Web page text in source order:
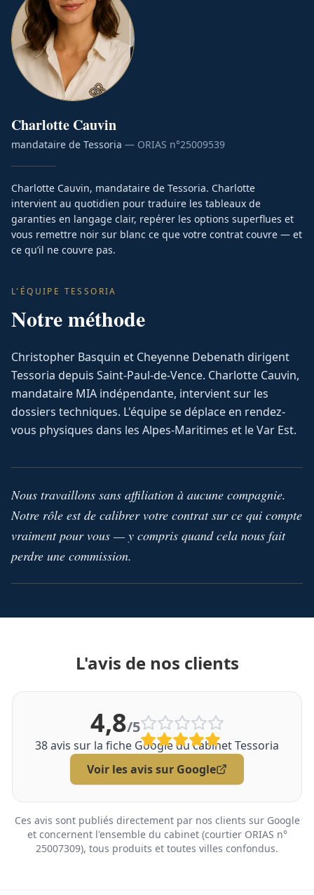
Charlotte Cauvin
mandataire de Tessoria — ORIAS n°25009539
Charlotte Cauvin, mandataire de Tessoria. Charlotte
intervient au quotidien pour traduire les tableaux de
garanties en langage clair, repérer les options superflues et
vous remettre noir sur blanc ce que votre contrat couvre — et
ce qu’il ne couvre pas.
L'ÉQUIPE TESSORIA
Notre méthode
Christopher Basquin et Cheyenne Debenath dirigent
Tessoria depuis Saint-Paul-de-Vence. Charlotte Cauvin,
mandataire MIA indépendante, intervient sur les
dossiers techniques. L'équipe se déplace en rendez-
vous physiques dans les Alpes-Maritimes et le Var Est.
Nous travaillons sans affiliation à aucune compagnie.
Notre rôle est de calibrer votre contrat sur ce qui compte
vraiment pour vous — y compris quand cela nous fait
perdre une commission.
L'avis de nos clients
4,8/5
38avis sur la fiche Google du cabinet Tessoria
Voir les avis sur Google
Ces avis sont publiés directement par nos clients sur Google
et concernent l'ensemble du cabinet (courtier ORIAS n°
25007309), tous produits et toutes villes confondus.